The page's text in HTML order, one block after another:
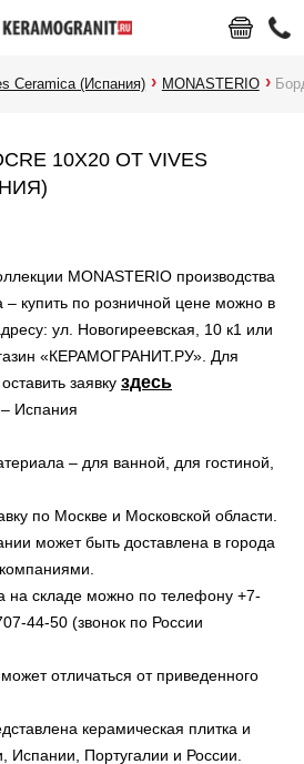
Ceramica (Испания) MONASTERIO
10X20 ОТ VIVES
MONASTERIO производства
купить по розничной цене можно в
ул. Новогиреевская, 10 к1 или
«КЕРАМОГРАНИТ.РУ». Для
заявку здесь
Испания
– для ванной, для гостиной,
по Москве и Московской области.
может быть доставлена в города
на складе можно по телефону +7-
44-50 (звонок по России
отличаться от приведенного
керамическая плитка и
Испании, Португалии и России.